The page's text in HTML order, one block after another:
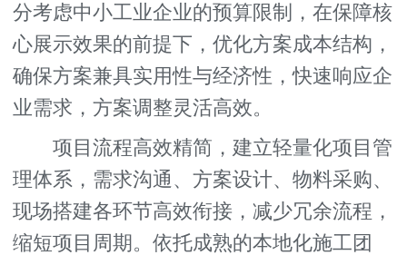
分考虑中小工业企业的预算限制，在保障核
心展示效果的前提下，优化方案成本结构，
确保方案兼具实用性与经济性，快速响应企
业需求，方案调整灵活高效。
项目流程高效精简，建立轻量化项目管
理体系，需求沟通、方案设计、物料采购、
现场搭建各环节高效衔接，减少冗余流程，
缩短项目周期。依托成熟的本地化施工团